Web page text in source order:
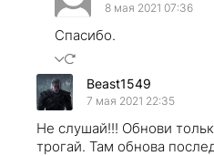
8 мая 2021 07:36
Спасибо.
Beast1549
7 мая 2021 22:35
Не слушай!!! Обнови
трогай. Там обнова